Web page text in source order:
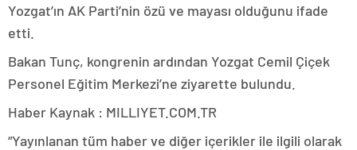
Yozgat’ın AK Parti’nin özü ve mayası olduğunu ifade
etti.
Bakan Tunç, kongrenin ardından Yozgat Cemil Çiçek
Personel Eğitim Merkezi’ne ziyarette bulundu.
Haber Kaynak : MILLIYET.COM.TR
“Yayınlanan tüm haber ve diğer içerikler ile ilgili olarak